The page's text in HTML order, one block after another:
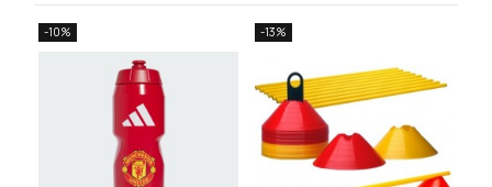
-10% -13%